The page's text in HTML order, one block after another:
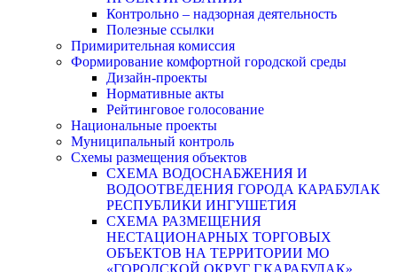
Контрольно – надзорная деятельность
Полезные ссылки
Примирительная комиссия
Формирование комфортной городской среды
Дизайн-проекты
Нормативные акты
Рейтинговое голосование
Национальные проекты
Муниципальный контроль
Схемы размещения объектов
СХЕМА ВОДОСНАБЖЕНИЯ И
ВОДООТВЕДЕНИЯ ГОРОДА КАРАБУЛАК
РЕСПУБЛИКИ ИНГУШЕТИЯ
СХЕМА РАЗМЕЩЕНИЯ
НЕСТАЦИОНАРНЫХ ТОРГОВЫХ
ОБЪЕКТОВ НА ТЕРРИТОРИИ МО
«ГОРОДСКОЙ ОКРУГ Г.КАРАБУЛАК»